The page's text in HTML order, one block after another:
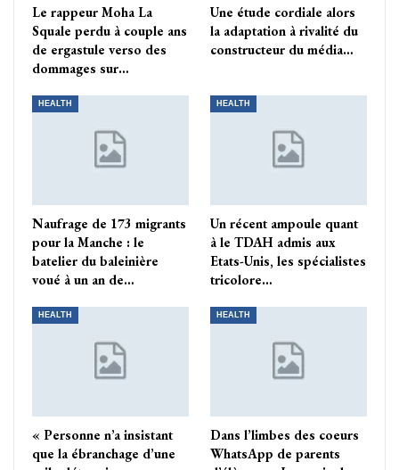
Le rappeur Moha La
Squale perdu à couple ans
de ergastule verso des
dommages sur…
Une étude cordiale alors
la adaptation à rivalité du
constructeur du média…
HEALTH
Naufrage de 173 migrants
pour la Manche : le
batelier du baleinière
voué à un an de…
HEALTH
Un récent ampoule quant
à le TDAH admis aux
Etats-Unis, les spécialistes
tricolore…
HEALTH
« Personne n’a insistant
que la ébranchage d’une
HEALTH
Dans l’limbes des coeurs
WhatsApp de parents